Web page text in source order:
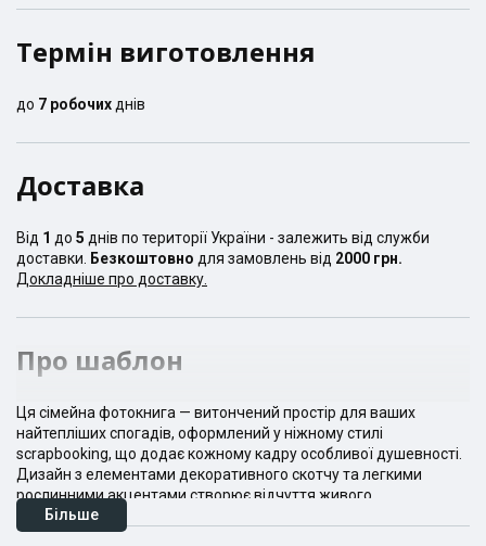
Термін виготовлення
до 7 робочих днів
Доставка
Від 1 до 5 днів по території України - залежить від служби
доставки.
Безкоштовно для замовлень від 2000 грн.
Докладніше про доставку.
Про шаблон
Ця сімейна фотокнига — витончений простір для ваших
найтепліших спогадів, оформлений у ніжному стилі
scrapbooking, що додає кожному кадру особливої душевності.
Дизайн з елементами декоративного скотчу та легкими
рослинними акцентами створює відчуття живого,
рукотворного альбому, де «Любов живе в кадрах». Великі
панорамні розвороти та затишні колажі ідеально підходять
Більше